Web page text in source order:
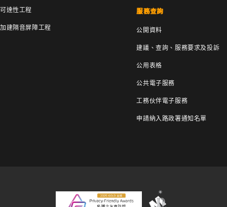
可達性工程
加建隔音屏障工程
服務查詢
公開資料
建議、查詢、服務要求及投訴
公用表格
公共電子服務
工務伙伴電子服務
申請納入路政署通知名單